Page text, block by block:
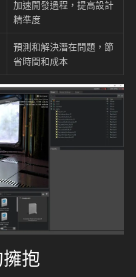
加速開發過程，提高設計
精準度
預測和解決潛在問題，節
省時間和成本
抱